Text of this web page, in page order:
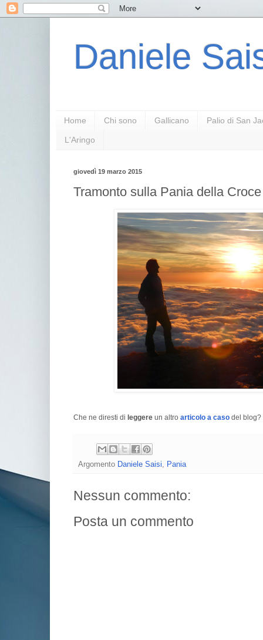
Daniele
Home Chi sono Gallicano Palio di San
L'Aringo
giovedì 19 marzo 2015
Tramonto sulla Pania della Croce
Che ne diresti di leggere un altro articolo a caso del blog?
Argomento Daniele Saisi Pania
Nessun commento:
Posta un commento